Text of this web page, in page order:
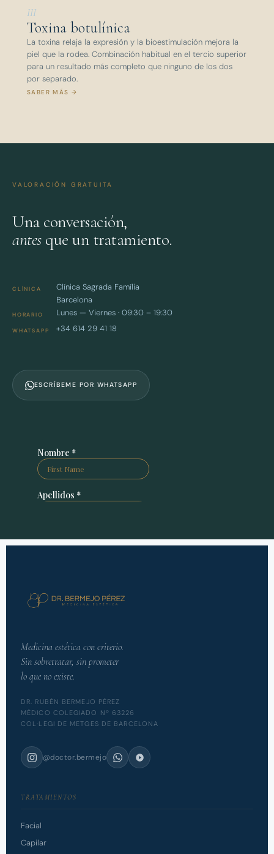
III
Toxina botulínica
La toxina relaja la expresión y la bioestimulación mejora la
piel que la rodea. Combinación habitual en el tercio superior
para un resultado más completo que ninguno de los dos
por separado.
SABER MÁS →
VALORACIÓN GRATUITA
Una conversación,
antesque un tratamiento.
CLÍNICA
Clínica Sagrada Família
Barcelona
HORARIO Lunes — Viernes · 09:30 – 19:30
WHATSAPP +34 614 29 41 18
ESCRÍBEME POR WHATSAPP
Medicina estética con criterio.
Sin sobretratar, sin prometer
lo que no existe.
DR. RUBÉN BERMEJO PÉREZ
MÉDICO COLEGIADO Nº 63226
COL·LEGI DE METGES DE BARCELONA
@doctor.bermejo
TRATAMIENTOS
Facial
Capilar